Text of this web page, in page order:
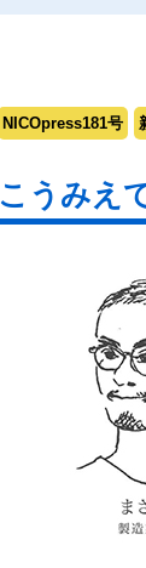
NICOpress181号
こうみえ